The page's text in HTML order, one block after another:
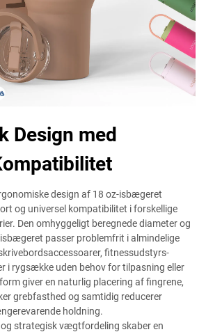
Design med
design af 18 oz-isbægeret
og universel kompatibilitet i forskellige
Den omhyggeligt beregnede diameter og
passer problemfrit i almindelige
fitnessudstyrs-
i rygsække uden behov for tilpasning eller
giver en naturlig placering af fingrene,
grebfasthed og samtidig reducerer
holdning.
strategisk vægtfordeling skaber en